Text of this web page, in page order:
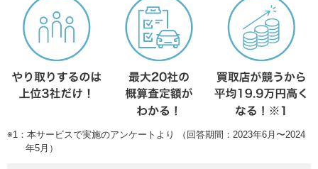
※1：本サービスで実施のアンケートより （回答期間：2023年6月〜2024
年5月）